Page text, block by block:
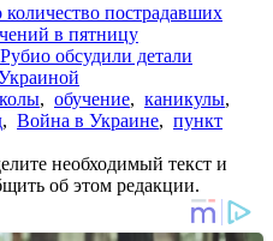
пострадавших
в пятницу
обсудили детали
, обучение, каникулы,
, Война в Украине, пункт
необходимый текст и
об этом редакции.